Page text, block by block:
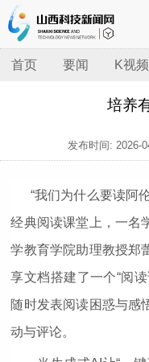
首页 要闻 K视频
培养
发布时间: 2026-
“我们为什么要读阿
经典阅读课堂上，一名
学教育学院助理教授郑
享文档搭建了一个“阅
随时发表阅读困惑与感
动与评论。